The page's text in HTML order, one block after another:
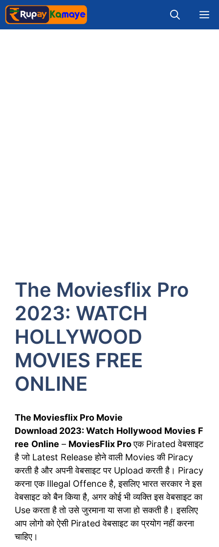
The Moviesflix Pro
2023: WATCH
HOLLYWOOD
MOVIES FREE
ONLINE
The Moviesflix Pro Movie
Download 2023: Watch Hollywood Movies F
ree Online – MoviesFlix Proएक Pirated वेबसाइट
है जो Latest Release होने वाली Movies की Piracy
करती है और अपनी वेबसाइट पर Upload करती है। Piracy
करना एक Illegal Offence है, इसलिए भारत सरकार ने इस
वेबसाइट को बैन किया है, अगर कोई भी व्यक्ति इस वेबसाइट का
Use करता है तो उसे जुरमाना या सजा हो सकती है। इसलिए
आप लोगो को ऐसी Pirated वेबसाइट का प्रयोग नहीं करना
चाहिए।